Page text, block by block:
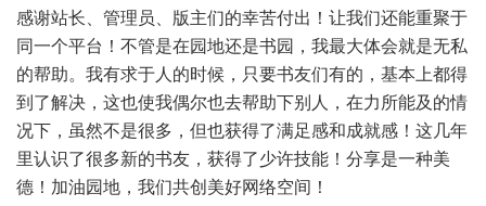
感谢站长、管理员、版主们的幸苦付出！让我们还能重聚于
同一个平台！不管是在园地还是书园，我最大体会就是无私
的帮助。我有求于人的时候，只要书友们有的，基本上都得
到了解决，这也使我偶尔也去帮助下别人，在力所能及的情
况下，虽然不是很多，但也获得了满足感和成就感！这几年
里认识了很多新的书友，获得了少许技能！分享是一种美
德！加油园地，我们共创美好网络空间！